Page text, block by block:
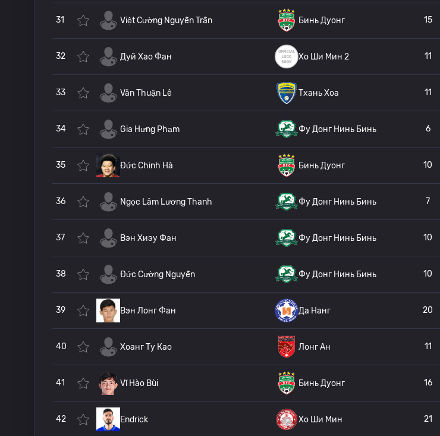
31 Việt Cường Nguyễn Trần Бинь Дуонг 15
32 Дуй Хао Фан Хо Ши Мин 2 11
33 Văn Thuận Lê Тхань Хоа 11
34 Gia Hưng Phạm Фу Донг Нинь Бинь 6
35 Đức Chinh Hà Бинь Дуонг 10
36 Ngọc Lâm Lương Thanh Фу Донг Нинь Бинь 7
37 Вэн Хиэу Фан Фу Донг Нинь Бинь 10
38 Đức Cường Nguyễn Фу Донг Нинь Бинь 10
39 Вэн Лонг Фан Да Нанг 20
40 Хоанг Ту Као Лонг Ан 11
41 Vĩ Hào Bùi Бинь Дуонг 16
42 Endrick Хо Ши Мин 21